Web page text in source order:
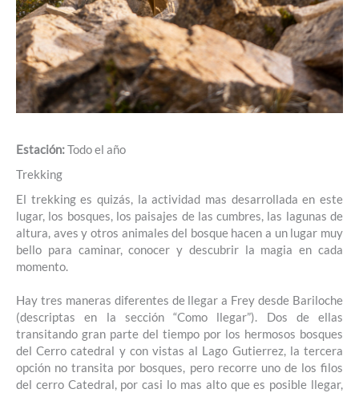
Estación:Todo el año
Trekking
El trekking es quizás, la actividad mas desarrollada en este
lugar, los bosques, los paisajes de las cumbres, las lagunas de
altura, aves y otros animales del bosque hacen a un lugar muy
bello para caminar, conocer y descubrir la magia en cada
momento.
Hay tres maneras diferentes de llegar a Frey desde Bariloche
(descriptas en la sección “Como llegar”). Dos de ellas
transitando gran parte del tiempo por los hermosos bosques
del Cerro catedral y con vistas al Lago Gutierrez, la tercera
opción no transita por bosques, pero recorre uno de los filos
del cerro Catedral, por casi lo mas alto que es posible llegar,